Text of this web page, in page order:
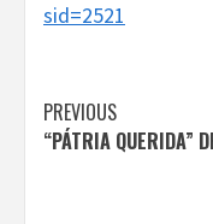
sid=2521
Continue
Reading
PREVIOUS
“PÁTRIA QUERIDA”